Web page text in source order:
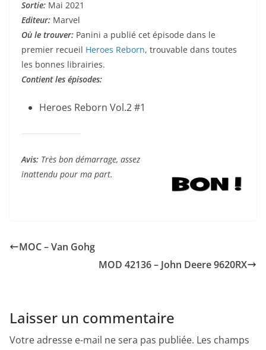
Sortie: Mai 2021
Editeur: Marvel
Où le trouver: Panini a publié cet épisode dans le
premier recueil Heroes Reborn, trouvable dans toutes
les bonnes librairies.
Contient les épisodes:
Heroes Reborn Vol.2 #1
Avis: Très bon démarrage, assez
inattendu pour ma part.
MOC – Van Gohg
MOD 42136 – John Deere 9620RX
Laisser un commentaire
Votre adresse e-mail ne sera pas publiée. Les champs